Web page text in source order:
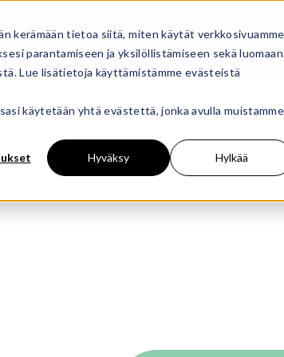
kerämään tietoa siitä, miten käytät
parantamiseen ja yksilöllistämiseen sekä luomaan
Lue lisätietoja käyttämistämme evästeistä
käytetään yhtä evästettä, jonka avulla
Hyväksy Hylkää
KIOSKITOTA YHTEYTTÄ